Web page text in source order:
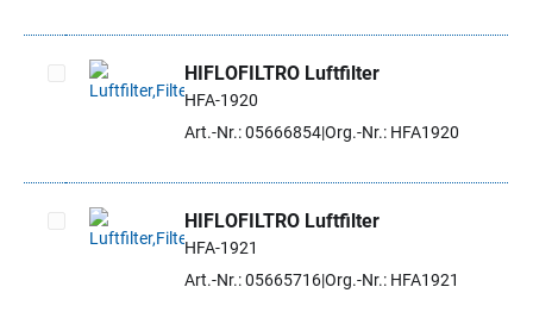
Artikel auswählen
HIFLOFILTRO Luftfilter
HFA-1920
Art.-Nr.: 05666854Org.-Nr.: HFA1920
Artikel auswählen
HIFLOFILTRO Luftfilter
HFA-1921
Art.-Nr.: 05665716Org.-Nr.: HFA1921